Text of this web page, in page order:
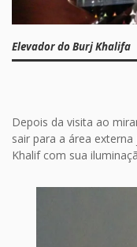
Elevador do Burj Khalifa
Depois da visita ao
sair para a área
Khalif com sua